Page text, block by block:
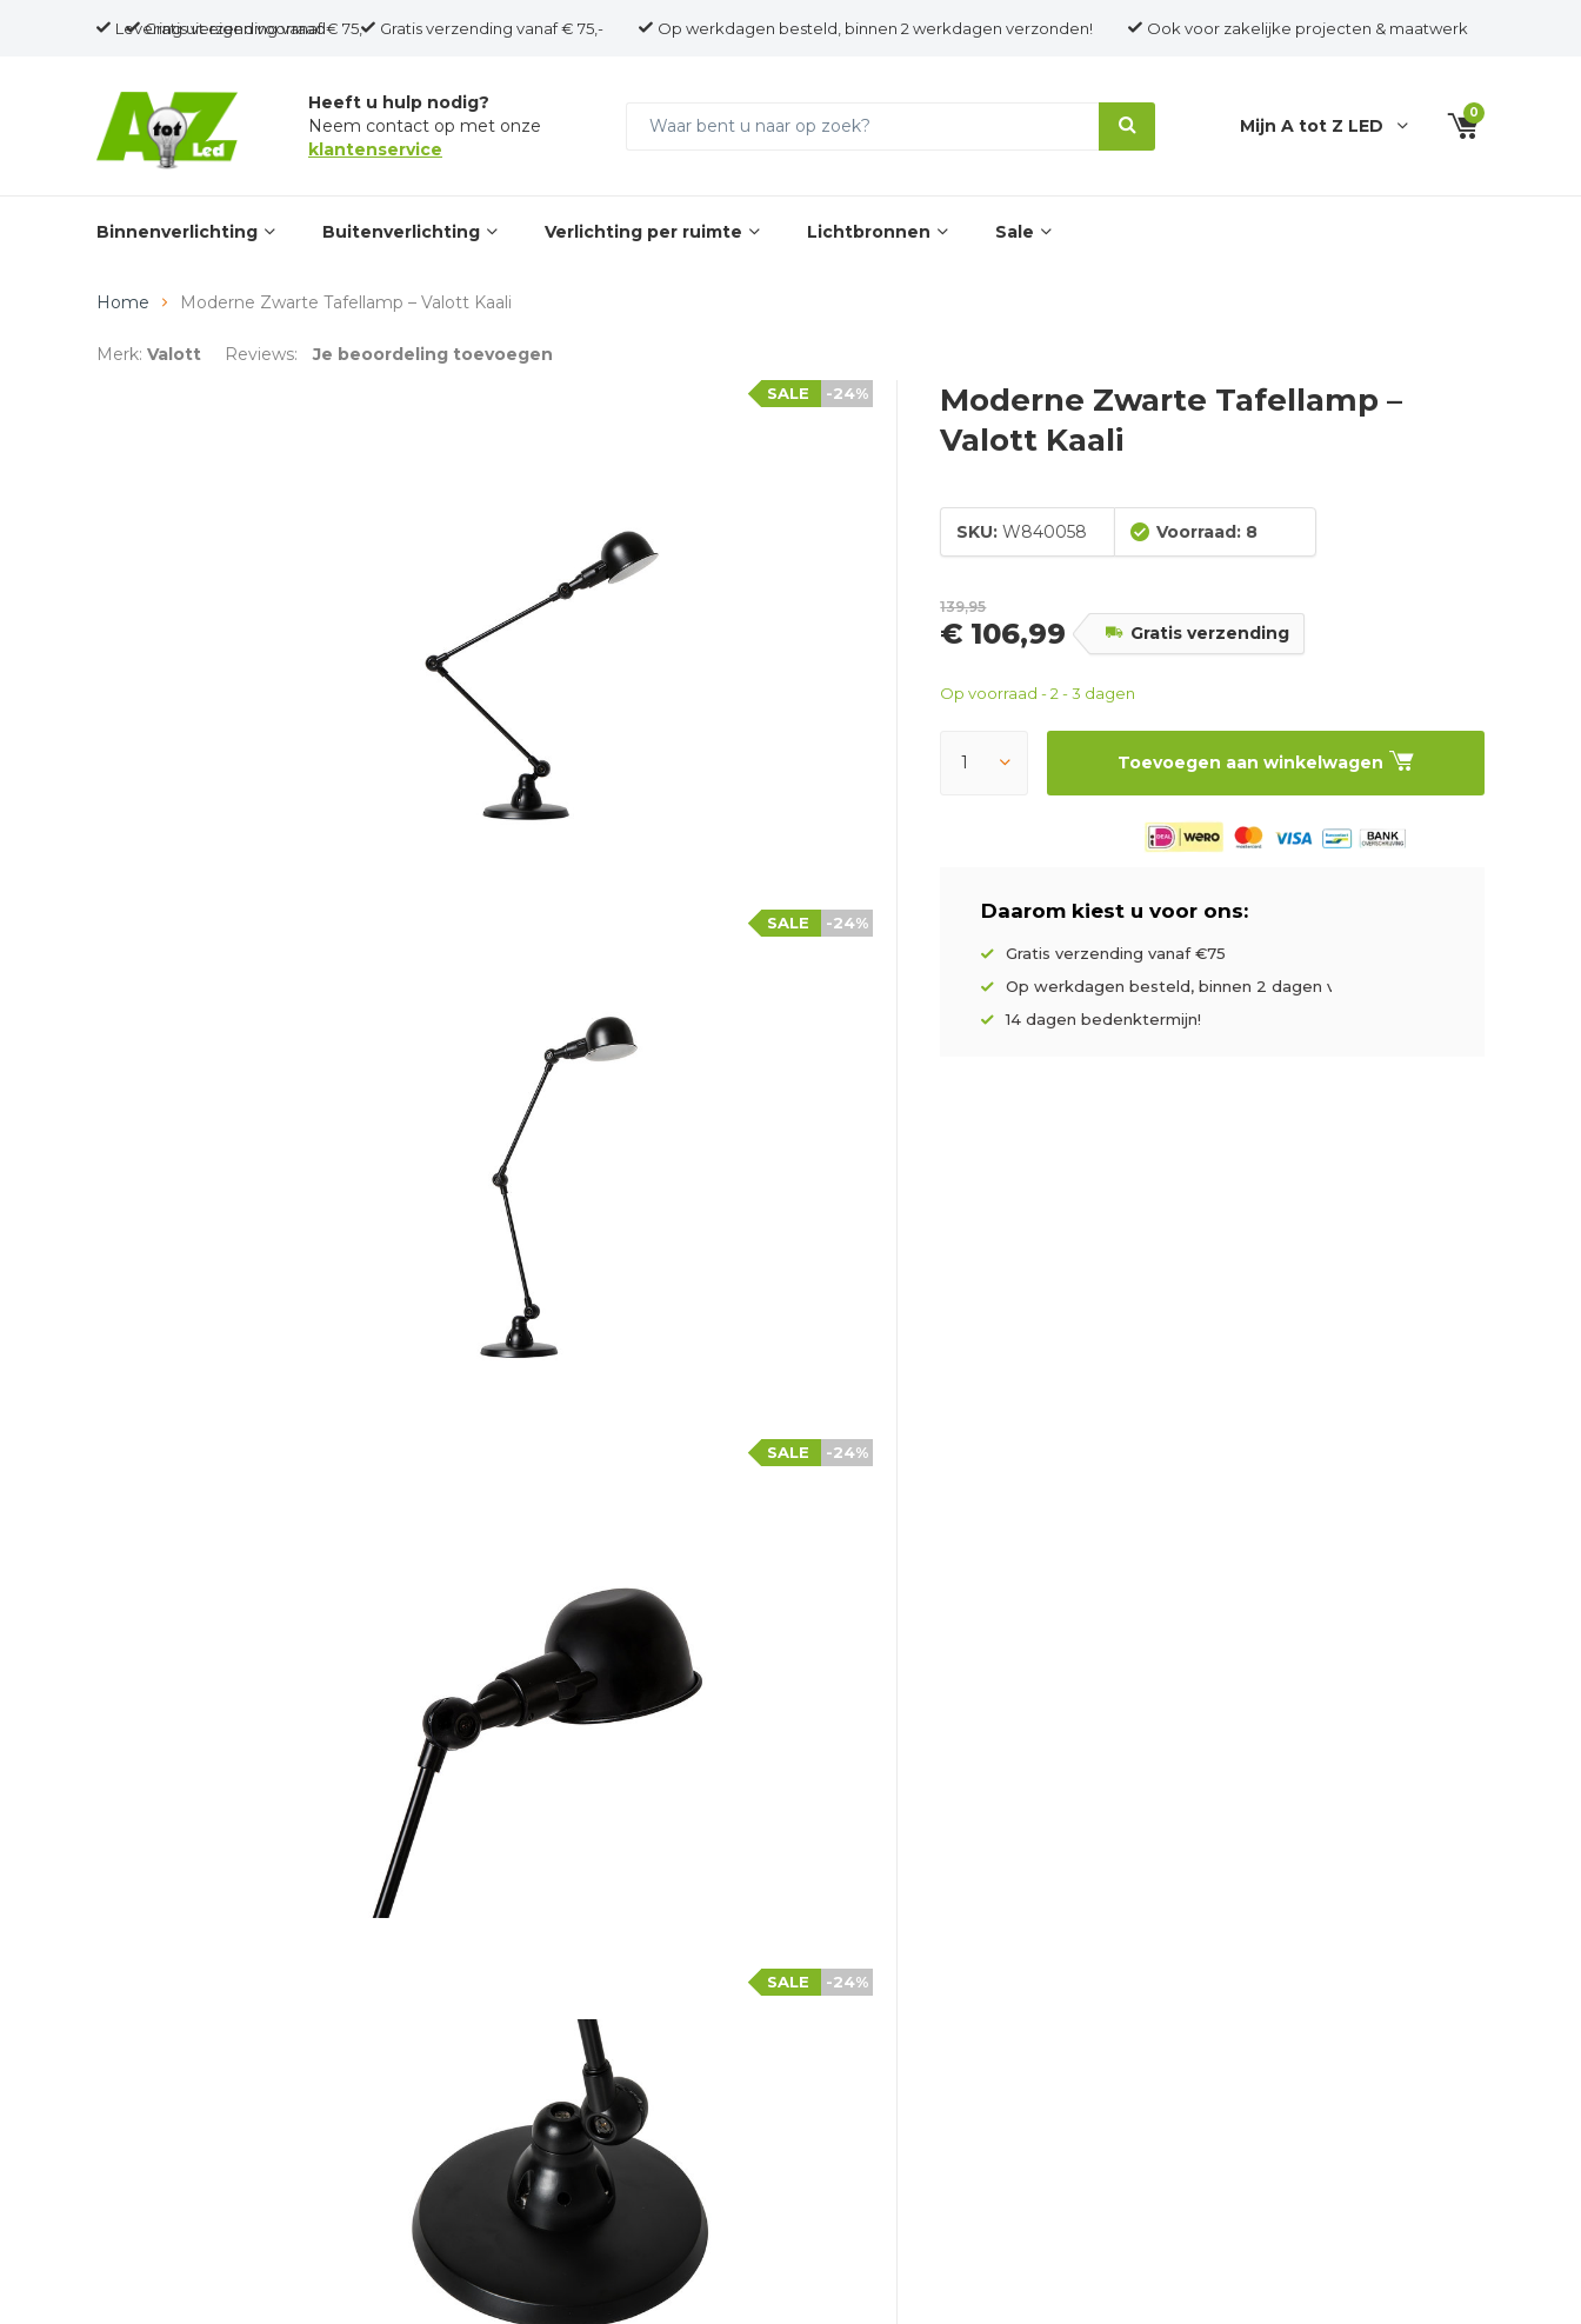
Binnenverlichting Buitenverlichting Verlichting per ruimte Lichtbronnen Sale
Levering uit eigen voorraad Gratis verzending vanaf € 75,- Op werkdagen besteld, binnen 2 werkdagen verzonden! Ook voor zakelijke projecten & maatwerk
Gratis verzending vanaf € 75,-
Heeft u hulp nodig?
Neem contact op met onze
klantenservice
Mijn A tot Z LED
0
Home Moderne Zwarte Tafellamp – Valott Kaali
Merk: Valott Reviews: Je beoordeling toevoegen
-24%
SALE
-24%
SALE
-24%
SALE
-24%
SALE
Moderne Zwarte Tafellamp –
Valott Kaali
SKU: W840058 Voorraad: 8
139,95
€ 106,99 Gratis verzending
Op voorraad - 2 - 3 dagen
Toevoegen aan winkelwagen
Daarom kiest u voor ons:
Gratis verzending vanaf €75
Op werkdagen besteld, binnen 2 dagen verzonden
14 dagen bedenktermijn!